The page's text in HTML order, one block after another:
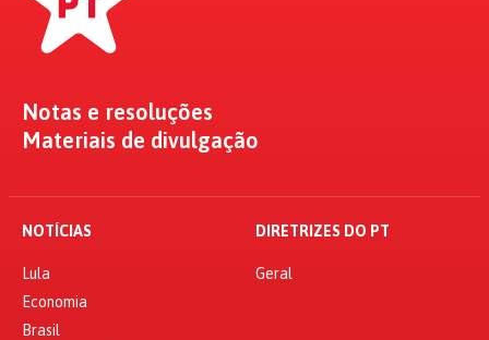
Notas e resoluções
Materiais de divulgação
NOTÍCIAS
Lula
Economia
Brasil
DIRETRIZES DO PT
Geral